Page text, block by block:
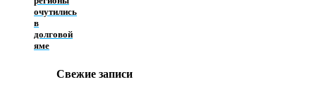
очутились
в
долговой
яме
Свежие записи